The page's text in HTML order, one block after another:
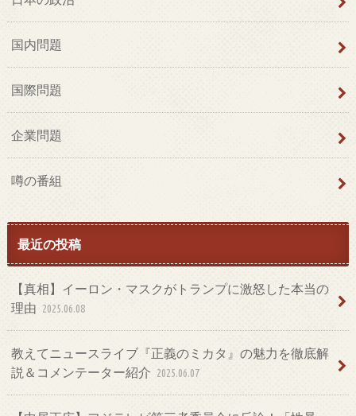
国内問題
国際問題
企業問題
噂の番組
最近の投稿
【真相】イーロン・マスクがトランプに激怒した本当の
理由 2025.06.08
教えてニュースライブ『正義のミカタ』の魅力を徹底解
説＆コメンテーター紹介 2025.06.07